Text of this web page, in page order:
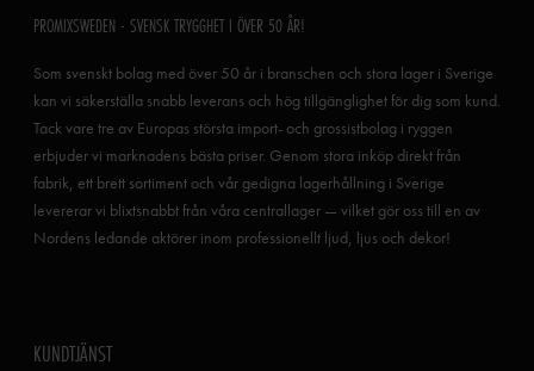
PROMIXSWEDEN - SVENSK TRYGGHET I ÖVER 50 ÅR!
Som svenskt bolag med över 50 år i branschen och stora lager i Sverige
kan vi säkerställa snabb leverans och hög tillgänglighet för dig som kund.
Tack vare tre av Europas största import- och grossistbolag i ryggen
erbjuder vi marknadens bästa priser. Genom stora inköp direkt från
fabrik, ett brett sortiment och vår gedigna lagerhållning i Sverige
levererar vi blixtsnabbt från våra centrallager — vilket gör oss till en av
Nordens ledande aktörer inom professionellt ljud, ljus och dekor!
KUNDTJÄNST